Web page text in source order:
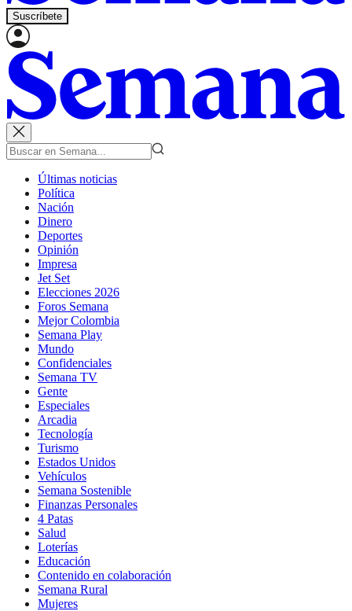
Suscríbete
Últimas noticias
Política
Nación
Dinero
Deportes
Opinión
Impresa
Jet Set
Elecciones 2026
Foros Semana
Mejor Colombia
Semana Play
Mundo
Confidenciales
Semana TV
Gente
Especiales
Arcadia
Tecnología
Turismo
Estados Unidos
Vehículos
Semana Sostenible
Finanzas Personales
4 Patas
Salud
Loterías
Educación
Contenido en colaboración
Semana Rural
Mujeres